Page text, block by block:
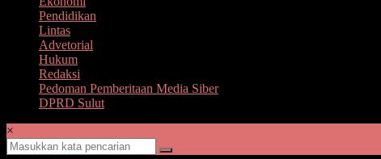
Pendidikan
Lintas
Advetorial
Hukum
Redaksi
Pedoman Pemberitaan Media Siber
DPRD Sulut
×